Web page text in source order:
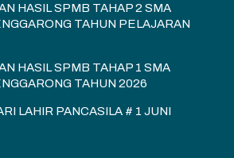
HASIL SPMB TAHAP 2 SMA
TAHUN PELAJARAN
HASIL SPMB TAHAP 1 SMA
TAHUN 2026
LAHIR PANCASILA # 1 JUNI